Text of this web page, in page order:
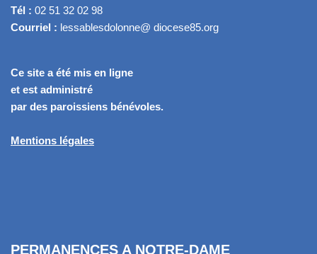
Tél : 02 51 32 02 98
Courriel : lessablesdolonne@ diocese85.org
Ce site a été mis en ligne
et est administré
par des paroissiens bénévoles.
Mentions légales
PERMANENCES A NOTRE-DAME